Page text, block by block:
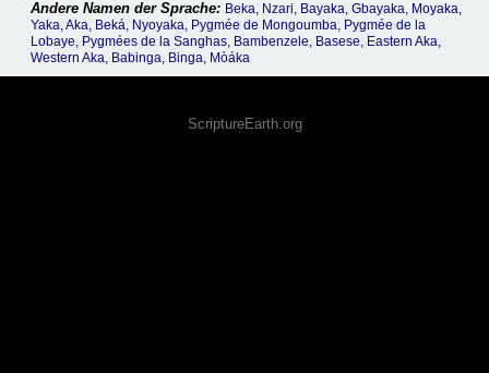
Beka, Nzari, Bayaka, Gbayaka, Moyaka,
Yaka, Aka, Beká, Nyoyaka, Pygmée de Mongoumba, Pygmée de la
Lobaye, Pygmées de la Sanghas, Bambenzele, Basese, Eastern Aka,
Western Aka, Babinga, Binga, Mòáka
ScriptureEarth.org